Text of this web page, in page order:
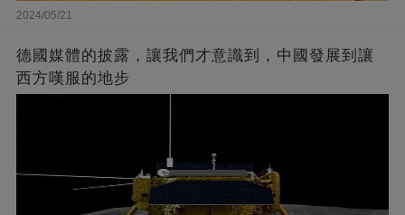
2024/05/21
德國媒體的披露，讓我們才意識到，中國發展到讓
西方嘆服的地步